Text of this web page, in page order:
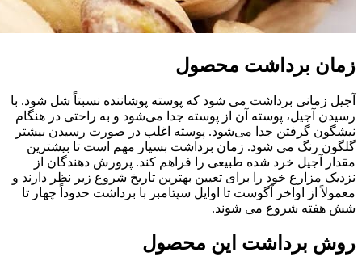
زمان برداشت محصول
آجیل زمانی برداشت می شود که پوسته پوشاننده نسبتاً شل شود. با
رسیدن آجیل، پوسته آن از پوسته جدا می‌شود و به راحتی در هنگام
نیشگون گرفتن جدا می‌شود. پوسته اغلب در صورت رسیدن بیشتر
گلگون رنگ می شود. زمان برداشت بسیار مهم است تا بیشترین
مقدار آجیل خرد شده طبیعی را فراهم کند. پرورش دهندگان از
نزدیک مزارع خود را برای تعیین بهترین تاریخ شروع زیر نظر دارند و
معمولاً از اواخر آگوست تا اوایل سپتامبر با برداشت حدوداً چهار تا
شش هفته شروع می شوند.
روش برداشت این محصول